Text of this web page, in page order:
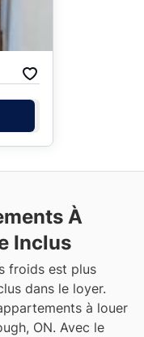
À
Inclus
froids est plus
dans le loyer.
à louer
ON. Avec le